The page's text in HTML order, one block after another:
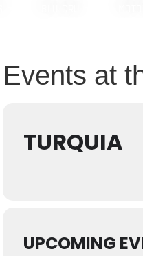
Events at
TURQUIA
UPCOMING